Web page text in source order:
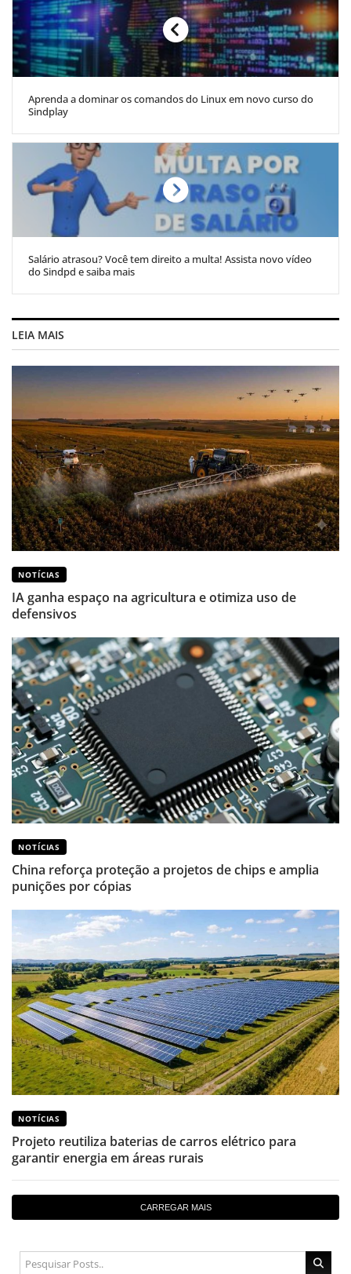
Aprenda a dominar os comandos do Linux em novo curso do
Sindplay
Salário atrasou? Você tem direito a multa! Assista novo vídeo
do Sindpd e saiba mais
LEIA MAIS
NOTÍCIAS
IA ganha espaço na agricultura e otimiza uso de
defensivos
NOTÍCIAS
China reforça proteção a projetos de chips e amplia
punições por cópias
NOTÍCIAS
Projeto reutiliza baterias de carros elétrico para
garantir energia em áreas rurais
CARREGAR MAIS